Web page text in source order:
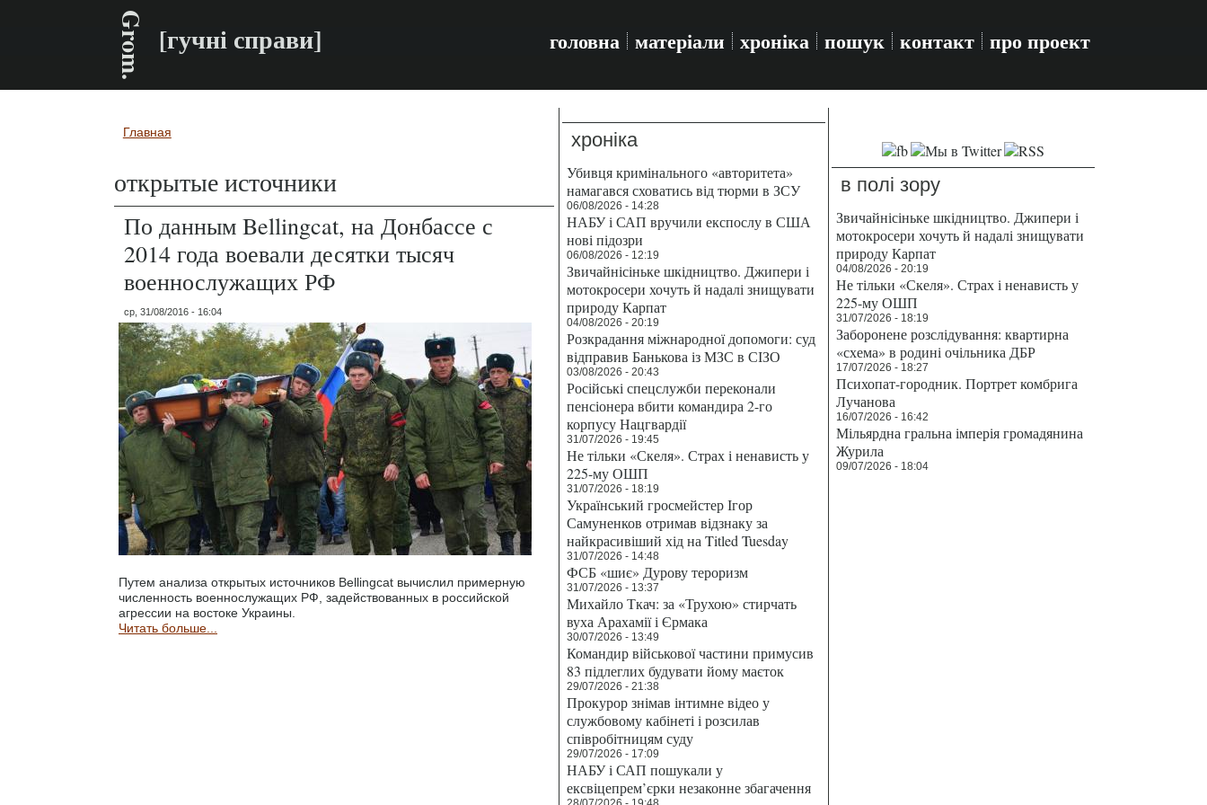
Grom. [гучні справи] головна матеріали хроніка пошук контакт про проект
Вы здесь
Главная
открытые источники
По данным Bellingcat, на Донбассе с
2014 года воевали десятки тысяч
военнослужащих РФ
ср, 31/08/2016 - 16:04
Путем анализа открытых источников Bellingcat вычислил примерную
численность военнослужащих РФ, задействованных в российской
агрессии на востоке Украины.
Читать больше...
хроніка
Убивця кримінального «авторитета»
намагався сховатись від тюрми в ЗСУ
06/08/2026 - 14:28
НАБУ і САП вручили експослу в США
нові підозри
06/08/2026 - 12:19
Звичайнісіньке шкідництво. Джипери і
мотокросери хочуть й надалі знищувати
природу Карпат
04/08/2026 - 20:19
Розкрадання міжнародної допомоги: суд
відправив Банькова із МЗС в СІЗО
03/08/2026 - 20:43
Російські спецслужби переконали
пенсіонера вбити командира 2-го
корпусу Нацгвардії
31/07/2026 - 19:45
Не тільки «Скеля». Страх і ненависть у
225-му ОШП
31/07/2026 - 18:19
Український гросмейстер Ігор
Самуненков отримав відзнаку за
найкрасивіший хід на Titled Tuesday
31/07/2026 - 14:48
ФСБ «шиє» Дурову тероризм
31/07/2026 - 13:37
Михайло Ткач: за «Трухою» стирчать
вуха Арахамії і Єрмака
30/07/2026 - 13:49
Командир військової частини примусив
83 підлеглих будувати йому маєток
29/07/2026 - 21:38
Прокурор знімав інтимне відео у
службовому кабінеті і розсилав
співробітницям суду
29/07/2026 - 17:09
НАБУ і САП пошукали у
ексвіцепрем’єрки незаконне збагачення
в полі зору
Звичайнісіньке шкідництво. Джипери і
мотокросери хочуть й надалі знищувати
природу Карпат
04/08/2026 - 20:19
Не тільки «Скеля». Страх і ненависть у
225-му ОШП
31/07/2026 - 18:19
Заборонене розслідування: квартирна
«схема» в родині очільника ДБР
17/07/2026 - 18:27
Психопат-городник. Портрет комбрига
Лучанова
16/07/2026 - 16:42
Мільярдна гральна імперія громадянина
Журила
09/07/2026 - 18:04